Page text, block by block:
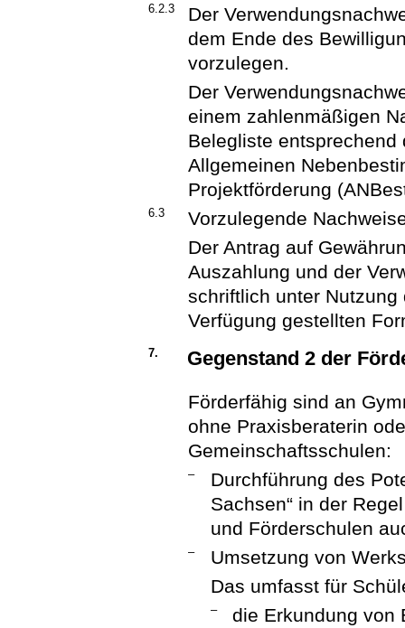
6.2.3
Der
dem Ende des
vorzulegen.
Der
einem zahlenmäßigen
Belegliste
Allgemeinen
Projektförderung
6.3
Vorzulegende
Der Antrag auf
Auszahlung und der
schriftlich unter
Verfügung gestellten
7. Gegenstand 2 der
Förderfähig sind an
ohne Praxisberaterin
Gemeinschaftsschulen:
–
Durchführung des
Sachsen“ in der
und Förderschulen
–
Umsetzung von
Das umfasst für
–
die Erkundung von